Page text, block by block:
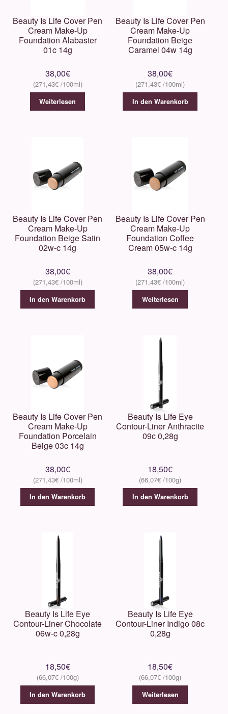
Beauty Is Life Cover Pen
Cream Make-Up
Foundation Alabaster
01c 14g
38,00€
271,43€
Weiterlesen
Beauty Is Life Cover Pen
Cream Make-Up
Foundation Beige
Caramel 04w 14g
38,00€
271,43€
In den Warenkorb
Beauty Is Life Cover Pen
Cream Make-Up
Foundation Beige Satin
02w-c 14g
38,00€
271,43€
In den Warenkorb
Beauty Is Life Cover Pen
Cream Make-Up
Foundation Coffee
Cream 05w-c 14g
38,00€
271,43€
Weiterlesen
Beauty Is Life Cover Pen
Cream Make-Up
Foundation Porcelain
Beige 03c 14g
38,00€
271,43€
In den Warenkorb
Beauty Is Life Eye
Contour-Liner Anthracite
09c 0,28g
18,50€
66,07€
In den Warenkorb
Beauty Is Life Eye
Contour-Liner Chocolate
06w-c 0,28g
18,50€
66,07€
In den Warenkorb
Beauty Is Life Eye
Contour-Liner Indigo 08c
0,28g
18,50€
66,07€
Weiterlesen